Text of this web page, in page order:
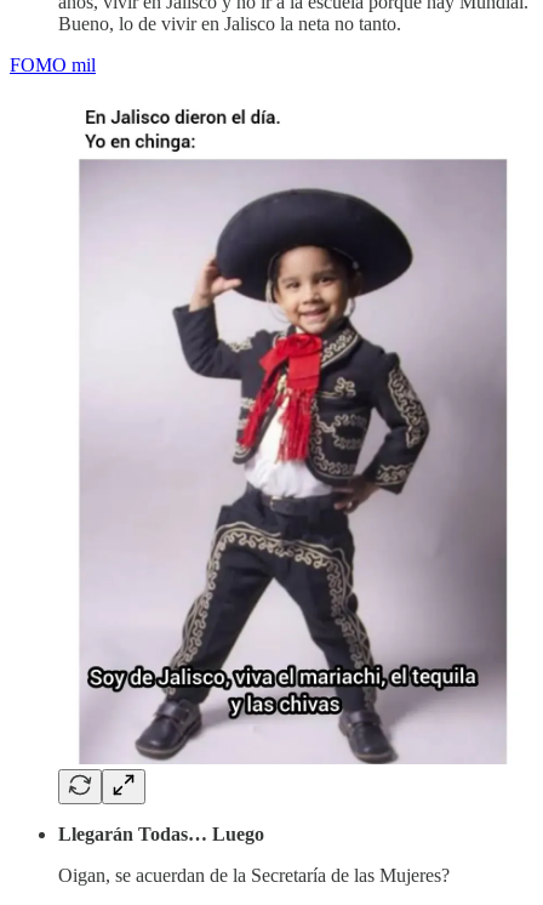
Bueno, lo de vivir en Jalisco la neta no tanto.
FOMO mil
Llegarán Todas… Luego
Oigan, se acuerdan de la Secretaría de las Mujeres?